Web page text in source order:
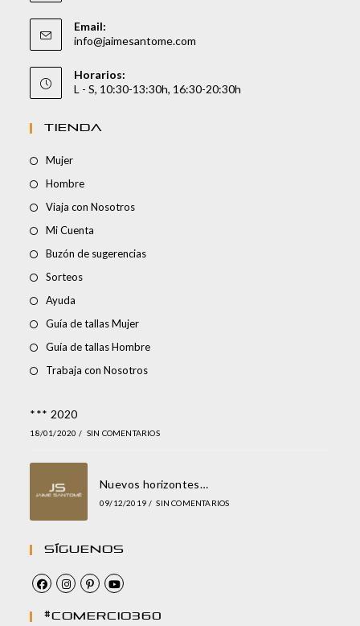
Email:
info@jaimesantome.com
Horarios:
L - S, 10:30-13:30h, 16:30-20:30h
TIENDA
Mujer
Hombre
Viaja con Nosotros
Mi Cuenta
Buzón de sugerencias
Sorteos
Ayuda
Guía de tallas Mujer
Guía de tallas Hombre
Trabaja con Nosotros
*** 2020
18/01/2020 / SIN COMENTARIOS
Nuevos horizontes…
09/12/2019 / SIN COMENTARIOS
Síguenos
#comercio360